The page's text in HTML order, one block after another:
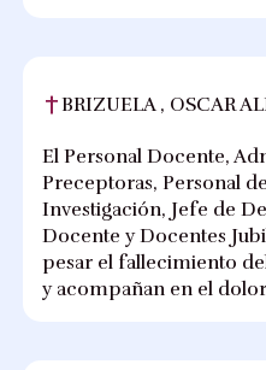
BRIZUELA , OSCAR
El Personal Docente,
Preceptoras, Personal
Investigación, Jefe de
Docente y Docentes
pesar el fallecimiento
y acompañan en el